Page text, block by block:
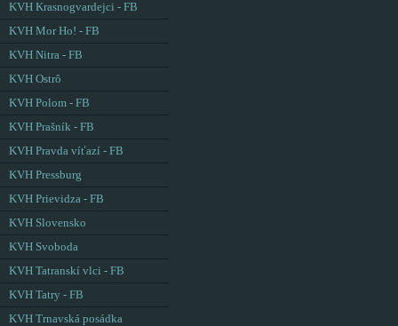
KVH Krasnogvardejci - FB
KVH Mor Ho! - FB
KVH Nitra - FB
KVH Ostrô
KVH Polom - FB
KVH Prašník - FB
KVH Pravda víťazí - FB
KVH Pressburg
KVH Prievidza - FB
KVH Slovensko
KVH Svoboda
KVH Tatranskí vlci - FB
KVH Tatry - FB
KVH Trnavská posádka